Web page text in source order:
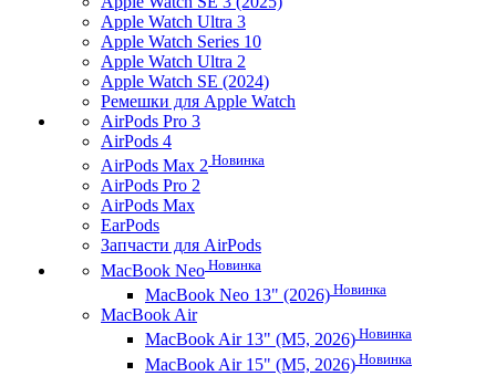
Apple Watch Ultra 3
Apple Watch Series 10
Apple Watch Ultra 2
Apple Watch SE (2024)
Ремешки для Apple Watch
AirPods Pro 3
AirPods 4
AirPods Max 2 Новинка
AirPods Pro 2
AirPods Max
EarPods
Запчасти для AirPods
MacBook Neo Новинка
MacBook Neo 13" (2026) Новинка
MacBook Air
MacBook Air 13" (M5, 2026) Новинка
MacBook Air 15" (M5, 2026) Новинка